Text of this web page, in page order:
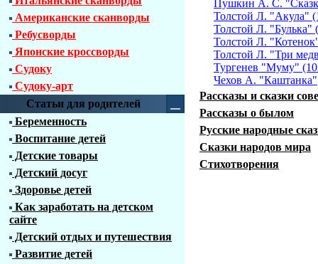
Американские сканворды
Ребусворды
Японские кроссворды
Судоку
Судоку-арт
Статьи для родителей
Беременность
Воспитание детей
Детские товары
Детский досуг
Здоровье детей
Как заработать на детском
сайте
Детский отдых и путешествия
Развитие детей
Пушкин А. С.
Толстой Л. "Акула"
Толстой Л. "Булька"
Толстой Л.
Толстой Л. "Три
Тургенев "Муму"
Чехов А. "Каштанка"
Рассказы и сказки
Рассказы о былом
Русские народные
Сказки народов мира
Стихотворения